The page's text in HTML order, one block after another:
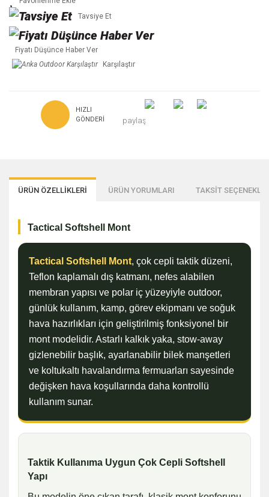
Tavsiye Et
Fiyatı Düşünce Haber Ver
Karşılaştır
HIZLI
GÖNDERI
paylaş
ÜRÜN ÖZELLİKLERİ ÜRÜN YORUMLARI TAKSİT
Tactical Softshell Mont
Tactical Softshell Mont, çok cepli taktik düzeni,
Teflon kaplamalı dış katmanı, nefes alabilen
membran yapısı ve polar iç yüzeyiyle outdoor,
günlük kullanım, kamp, görev ekipmanı ve soğuk
hava hazırlıkları için geliştirilmiş fonksiyonel bir
mont modelidir. Astarlı kalkık yaka, stow-away
gizlenebilir başlık, ayarlanabilir bilek manşetleri
ve koltukaltı havalandırma fermuarları sayesinde
değişken hava koşullarında daha kontrollü
kullanım sunar.
Taktik Kullanıma Uygun Çok Cepli Softshell
Yapı